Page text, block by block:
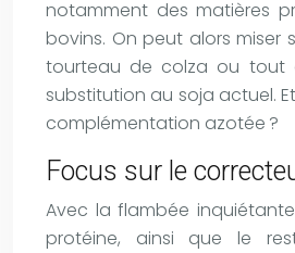
notamment des matières
bovins. On peut alors miser
tourteau de colza ou tout
substitution au soja actuel.
complémentation azotée ?
Focus sur le
Avec la flambée
protéine, ainsi que le